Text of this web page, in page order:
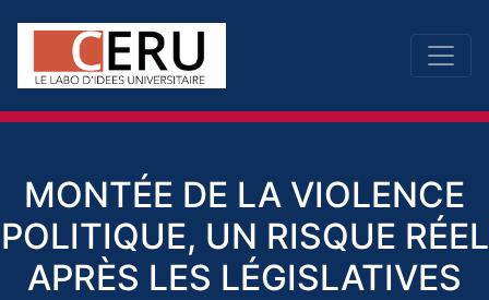
MONTÉE DE LA VIOLENCE
POLITIQUE, UN RISQUE RÉEL
APRÈS LES LÉGISLATIVES